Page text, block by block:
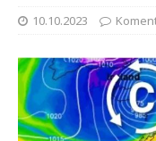
10.10.2023